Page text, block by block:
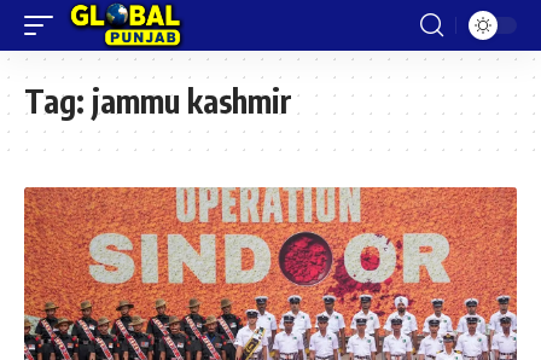
Tag: jammu kashmir